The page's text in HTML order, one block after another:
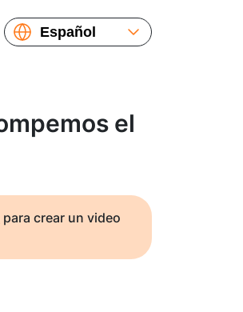
Español
Français
el
para crear un video